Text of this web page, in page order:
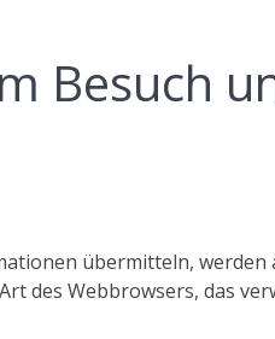
Besuch
übermitteln, werden
des Webbrowsers, das